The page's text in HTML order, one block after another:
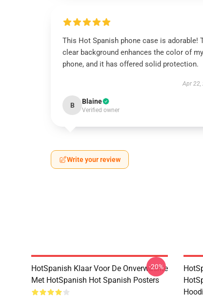
This Hot Spanish phone case is adorable!
clear background enhances the color of my
phone, and it has offered solid protection.
Apr 22,
B Blaine
Verified owner
Write your review
HotSpanish Klaar Voor De Onverwachte
Met HotSpanish Hot Spanish Posters
-20%